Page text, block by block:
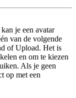
je een avatar
van de volgende
of Upload. Het is
en om te kiezen
Als je geen
op met een